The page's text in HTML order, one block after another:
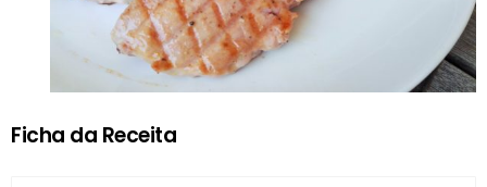
Ficha da Receita